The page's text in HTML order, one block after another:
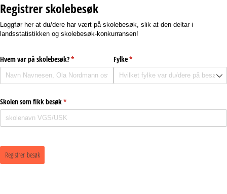
Registrer skolebesøk
Loggfør her at du/dere har vært på skolebesøk, slik at den deltar i
landsstatistikken og skolebesøk-konkurransen!
Hvem var på skolebesøk?*
(nødvendig) Fylke*
(nødvendig)
Skolen som fikk besøk*
(nødvendig)
Registrer besøk